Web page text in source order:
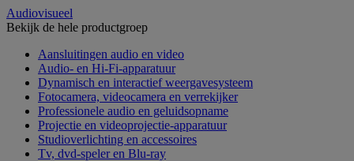
Audiovisueel
Bekijk de hele productgroep
Aansluitingen audio en video
Audio- en Hi-Fi-apparatuur
Dynamisch en interactief weergavesysteem
Fotocamera, videocamera en verrekijker
Professionele audio en geluidsopname
Projectie en videoprojectie-apparatuur
Studioverlichting en accessoires
Tv, dvd-speler en Blu-ray